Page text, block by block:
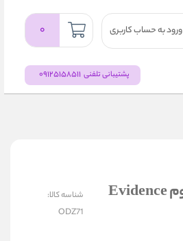
۰ ورود به حساب کاربری
پشتیبانی تلفنی 09125158511
عطر ادکلن زنانه اویدنس اینتنسو بضمانت اصلی و اورجینال فراگرنس ادوپرفیوم Evidence
شناسه کالا:
ODZ71